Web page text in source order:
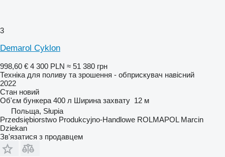
3
Demarol Cyklon
998,60 € 4 300 PLN ≈ 51 380 грн
Техніка для поливу та зрошення - обприскувач навісний
2022
Стан новий
Об'єм бункера 400 л Ширина захвату 12 м
Польща, Słupia
Przedsiębiorstwo Produkcyjno-Handlowe ROLMAPOL Marcin
Dziekan
Зв'язатися з продавцем